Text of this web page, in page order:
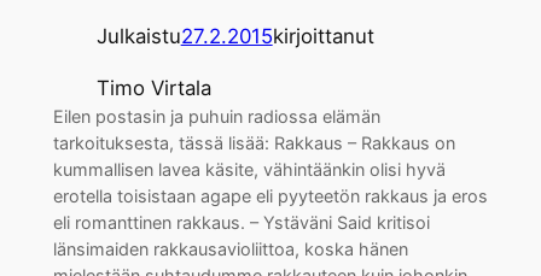
Julkaistu27.2.2015kirjoittanut
Timo Virtala
Eilen postasin ja puhuin radiossa elämän
tarkoituksesta, tässä lisää: Rakkaus – Rakkaus on
kummallisen lavea käsite, vähintäänkin olisi hyvä
erotella toisistaan agape eli pyyteetön rakkaus ja eros
eli romanttinen rakkaus. – Ystäväni Said kritisoi
länsimaiden rakkausavioliittoa, koska hänen